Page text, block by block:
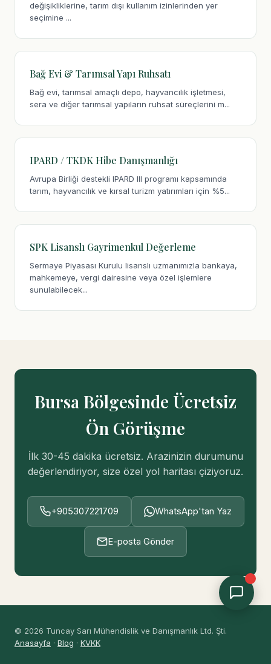
değişikliklerine, tarım dışı kullanım izinlerinden yer
seçimine ...
Bağ Evi & Tarımsal Yapı Ruhsatı
Bağ evi, tarımsal amaçlı depo, hayvancılık işletmesi,
sera ve diğer tarımsal yapıların ruhsat süreçlerini m...
IPARD / TKDK Hibe Danışmanlığı
Avrupa Birliği destekli IPARD III programı kapsamında
tarım, hayvancılık ve kırsal turizm yatırımları için %5...
SPK Lisanslı Gayrimenkul Değerleme
Sermaye Piyasası Kurulu lisanslı uzmanımızla bankaya,
mahkemeye, vergi dairesine veya özel işlemlere
sunulabilecek...
Bursa Bölgesinde Ücretsiz
Ön Görüşme
İlk 30-45 dakika ücretsiz. Arazinizin durumunu
değerlendiriyor, size özel yol haritası çiziyoruz.
+905307221709 WhatsApp'tan Yaz
E-posta Gönder
© 2026 Tuncay Sarı Mühendislik ve Danışmanlık Ltd. Şti.
Anasayfa · Blog · KVKK
Çevrimiçi